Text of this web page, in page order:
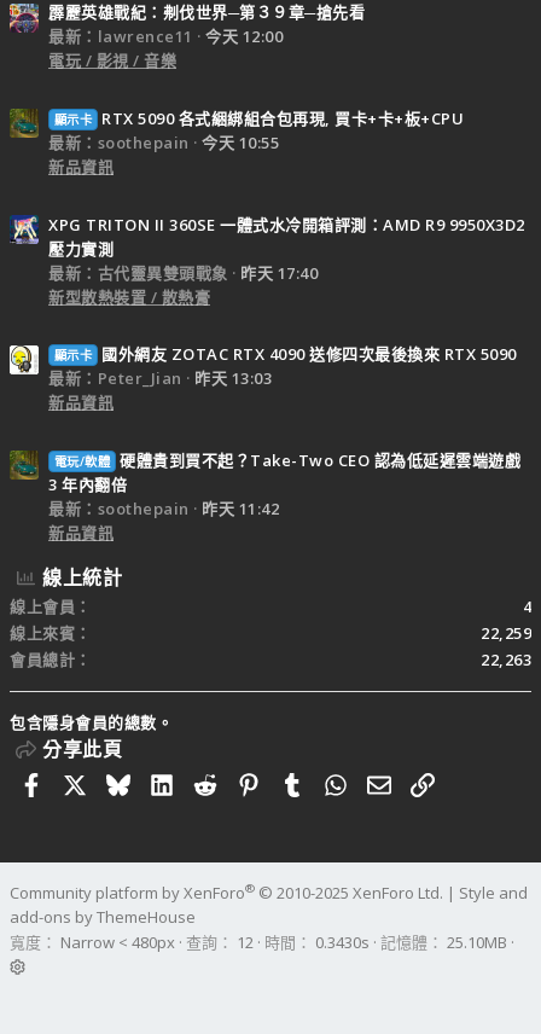
霹靂英雄戰紀：刜伐世界─第３９章─搶先看
最新：lawrence11
今天 12:00
電玩 / 影視 / 音樂
顯示卡
RTX 5090 各式綑綁組合包再現, 買卡+卡+板+CPU
最新：soothepain
今天 10:55
新品資訊
XPG TRITON II 360SE 一體式水冷開箱評測：AMD R9 9950X3D2
壓力實測
最新：古代靈異雙頭戰象
昨天 17:40
新型散熱裝置 / 散熱膏
顯示卡
國外網友 ZOTAC RTX 4090 送修四次最後換來 RTX 5090
最新：Peter_Jian
昨天 13:03
新品資訊
電玩/軟體 硬體貴到買不起？Take-Two CEO 認為低延遲雲端遊戲
3 年內翻倍
最新：soothepain
昨天 11:42
新品資訊
線上統計
線上會員
4
線上來賓
22,259
會員總計
22,263
包含隱身會員的總數。
分享此頁
FacebookBlueskyLinkedIn
RedditPinterestTumblrWhatsApp
電子郵件
連結
Community platform by XenForo® © 2010-2025 XenForo Ltd. | Style and
add-ons by ThemeHouse
寬度
查詢 12 時間 0.3430s 記憶體 25.10MB